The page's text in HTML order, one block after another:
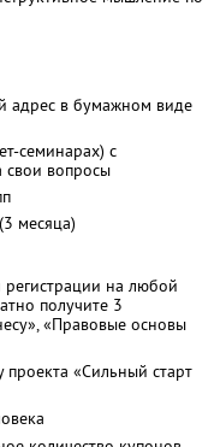
адрес в бумажном виде
семинарах) с
свои вопросы
месяца)
регистрации на любой
получите 3
«Правовые основы
проекта «Сильный старт